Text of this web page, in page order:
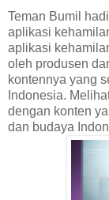
Teman Bumil
aplikasi
aplikasi
oleh produsen
kontennya yang
Indonesia.
dengan konten
dan budaya